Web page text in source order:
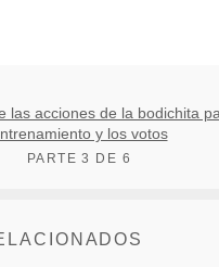
las acciones de la bodichita
y los votos
PARTE 3 DE 6